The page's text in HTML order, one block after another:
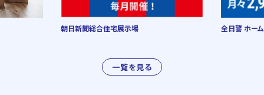
一覧を見る
朝日新聞総合住宅展示場 全日警 ホー